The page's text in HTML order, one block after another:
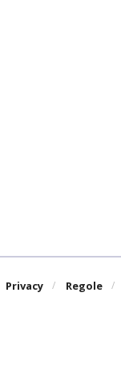
Privacy Regole